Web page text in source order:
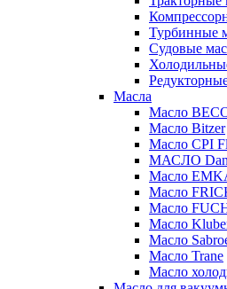
Турбинные
Судовые
Масла
Масло
Масло Bitzer
Масло CPI
МАСЛО
Масло
Масло
Масло
Масло
Масло
Масло Trane
Масло